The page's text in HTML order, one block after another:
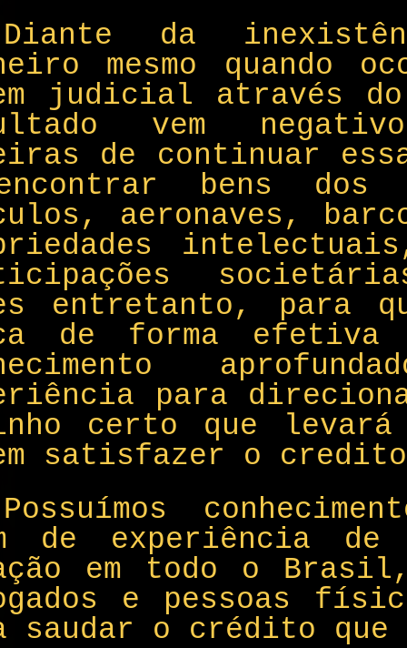
Diante da
mesmo quando
judicial através do
vem
de continuar
bens dos
aeronaves,
entretanto, para
de forma
para
certo que
satisfazer o
Possuímos
de experiência
em todo o
e pessoas
saudar o crédito que